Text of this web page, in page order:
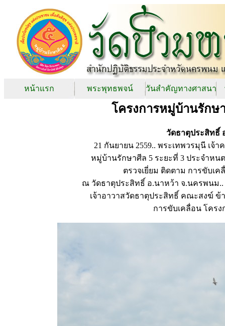
หน้าแรก พระพุทธพจน์ วันสำคัญทางศาสนา
โครงการหมู่บ้านรักษ
วัดธาตุประสิทธิ์
21 กันยายน 2559.. พระเทพวรมุนี เ
หมู่บ้านรักษาศีล 5 ระยะที่ 3 ประจำห
ตรวจเยี่ยม ติดตาม การขับเ
ณ วัดธาตุประสิทธิ์ อ.นาหว้า จ.นครพนม
เจ้าอาวาสวัดธาตุประสิทธิ์ คณะสงฆ์ ข้
การขับเคลื่อน โครง